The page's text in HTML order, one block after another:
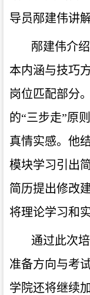
导员邴建伟讲
邴建伟介
本内涵与技巧
岗位匹配部分
的“三步走”原
真情实感。他
模块学习引出
简历提出修改
将理论学习和
通过此次
准备方向与考
学院还将继续